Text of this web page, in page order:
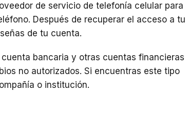
de servicio de telefonía celular para
Después de recuperar el acceso a tu
de tu cuenta.
bancaria y otras cuentas financieras
no autorizados. Si encuentras este tipo
o institución.